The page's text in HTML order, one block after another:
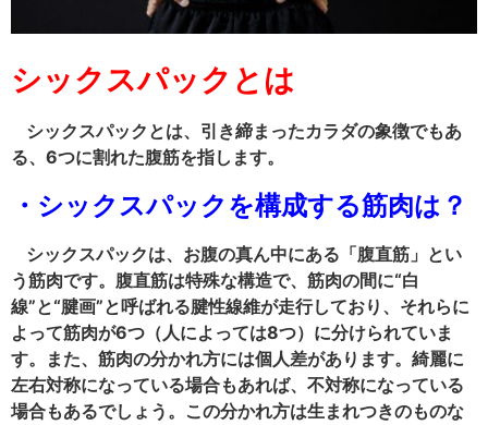
シックスパックとは
シックスパックとは、引き締まったカラダの象徴でもあ
る、6つに割れた腹筋を指します。
・シックスパックを構成する筋肉は？
シックスパックは、お腹の真ん中にある「腹直筋」とい
う筋肉です。腹直筋は特殊な構造で、筋肉の間に“白
線”と“腱画”と呼ばれる腱性線維が走行しており、それらに
よって筋肉が6つ（人によっては8つ）に分けられていま
す。また、筋肉の分かれ方には個人差があります。綺麗に
左右対称になっている場合もあれば、不対称になっている
場合もあるでしょう。この分かれ方は生まれつきのものな